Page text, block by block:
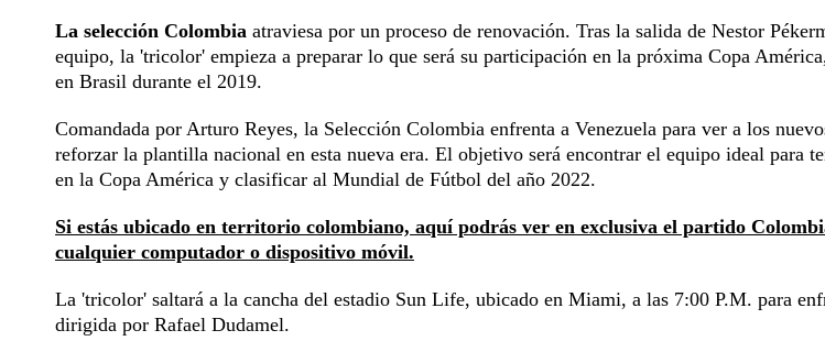
La selección Colombia atraviesa por un proceso de renovación. Tras la salida de Nestor
equipo, la 'tricolor' empieza a preparar lo que será su participación en la próxima Copa
en Brasil durante el 2019.
Comandada por Arturo Reyes, la Selección Colombia enfrenta a Venezuela para ver a los
reforzar la plantilla nacional en esta nueva era. El objetivo será encontrar el equipo ideal para
en la Copa América y clasificar al Mundial de Fútbol del año 2022.
Si estás ubicado en territorio colombiano, aquí podrás ver en exclusiva el partido
cualquier computador o dispositivo móvil.
La 'tricolor' saltará a la cancha del estadio Sun Life, ubicado en Miami, a las 7:00 P.M. para
dirigida por Rafael Dudamel.